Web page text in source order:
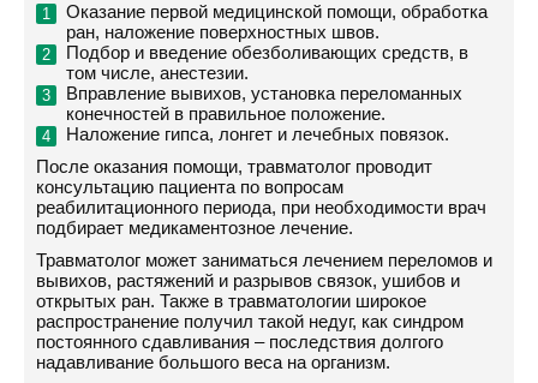
Оказание первой медицинской помощи, обработка
ран, наложение поверхностных швов.
Подбор и введение обезболивающих средств, в
том числе, анестезии.
Вправление вывихов, установка переломанных
конечностей в правильное положение.
Наложение гипса, лонгет и лечебных повязок.
После оказания помощи, травматолог проводит
консультацию пациента по вопросам
реабилитационного периода, при необходимости врач
подбирает медикаментозное лечение.
Травматолог может заниматься лечением переломов и
вывихов, растяжений и разрывов связок, ушибов и
открытых ран. Также в травматологии широкое
распространение получил такой недуг, как синдром
постоянного сдавливания – последствия долгого
надавливание большого веса на организм.